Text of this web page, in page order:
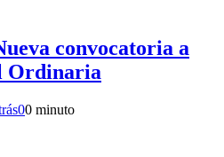
convocatoria a
Ordinaria
00 minuto